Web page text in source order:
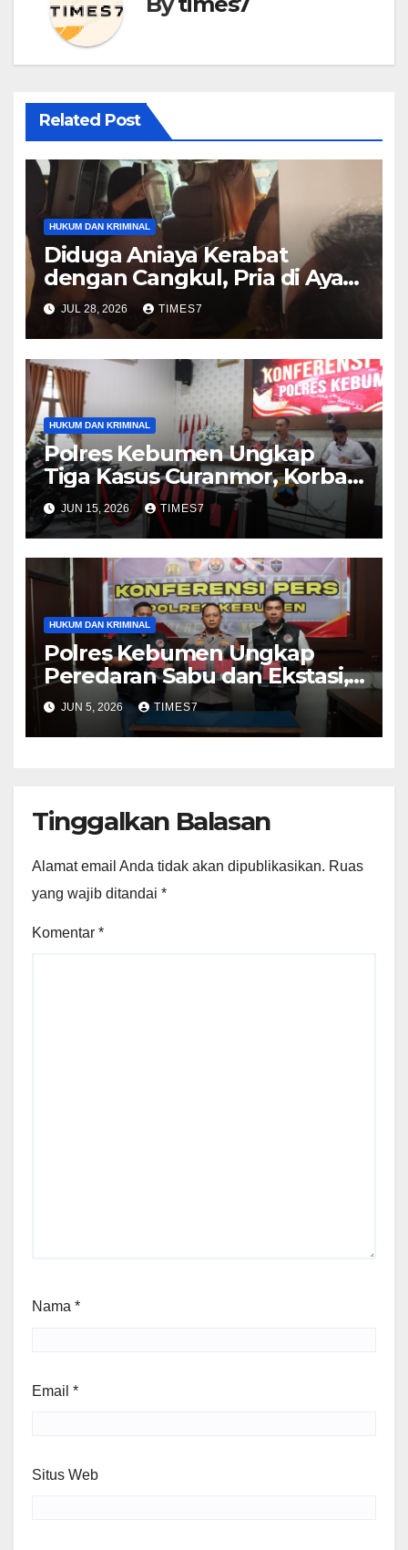
Related Post
HUKUM DAN KRIMINAL
Diduga Aniaya Kerabat
dengan Cangkul, Pria di Ayah
Diamankan Polres Kebumen
JUL 28, 2026 TIMES7
HUKUM DAN KRIMINAL
Polres Kebumen Ungkap
Tiga Kasus Curanmor, Korban
Kembali Tersenyum Setelah
Motor Ditemukan
JUN 15, 2026 TIMES7
HUKUM DAN KRIMINAL
Polres Kebumen Ungkap
Peredaran Sabu dan Ekstasi,
Dua Tersangka Terancam 20
Tahun Penjara
JUN 5, 2026 TIMES7
Tinggalkan Balasan
Alamat email Anda tidak akan dipublikasikan. Ruas
yang wajib ditandai *
Komentar *
Nama *
Email *
Situs Web